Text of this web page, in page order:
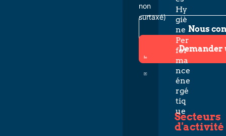
non
surtaxé)
Nous
Demander
Hy
giè
ne
Per
for
ma
nce
éne
rgé
tiq
ue
Secteurs
d'activité